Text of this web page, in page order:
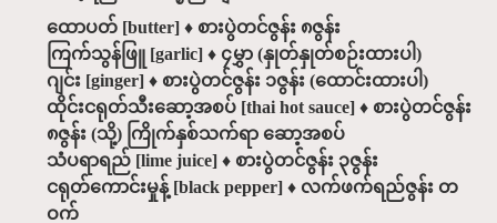
ထောပတ် [butter] ♦ စားပွဲတင်ဇွန်း ၈ဇွန်း
ကြက်သွန်ဖြူ [garlic] ♦ ၄မွှာ (နှုတ်နှုတ်စဉ်းထားပါ)
ဂျင်း [ginger] ♦ စားပွဲတင်ဇွန်း ၁ဇွန်း (ထောင်းထားပါ)
ထိုင်းငရုတ်သီးဆော့အစပ် [thai hot sauce] ♦ စားပွဲတင်ဇွန်း
၈ဇွန်း (သို့) ကြိုက်နှစ်သက်ရာ ဆော့အစပ်
သံပရာရည် [lime juice] ♦ စားပွဲတင်ဇွန်း ၃ဇွန်း
ငရုတ်ကောင်းမှုန့် [black pepper] ♦ လက်ဖက်ရည်ဇွန်း တ
ဝက်